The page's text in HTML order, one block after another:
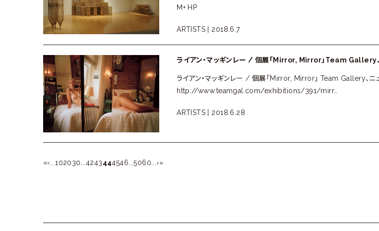
M+ HP
ARTISTS | 2018.6.7
ライアン・マッギンレー / 個展「Mirror, Mirror」Team Gallery、
ライアン・マッギンレー / 個展「Mirror, Mirror」 Team Gallery、ニ
http://www.teamgal.com/exhibitions/391/mirr…
ARTISTS | 2018.6.28
«‹...102030...4243444546...5060...›»